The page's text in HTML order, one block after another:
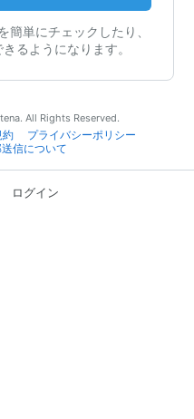
簡単にチェックしたり、
るようになります。
All Rights Reserved.
約
プライバシーポリシー
信について
ログイン